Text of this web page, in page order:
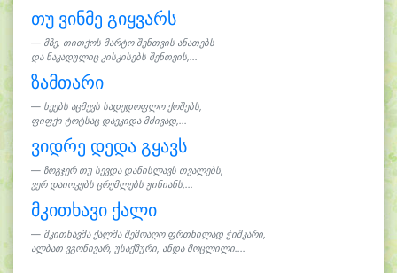
თუ ვინმე გიყვარს
მზე, თითქოს მარტო შენთვის ანათებს
და ნაკადულიც კისკისებს შენთვის,...
ზამთარი
ხეებს აცმევს სადედოფლო ქოშებს,
ფიფქი ტოტსაც დაეკიდა მძივად,...
ვიდრე დედა გყავს
ზოგჯერ თუ სევდა დანისლავს თვალებს,
ვერ დაიოკებს ცრემლებს ჟინიანს,...
მკითხავი ქალი
მკითხავმა ქალმა შემოაღო ფრთხილად ჭიშკარი,
ალბათ ვგონივარ, უსაქმური, ანდა მოცლილი....